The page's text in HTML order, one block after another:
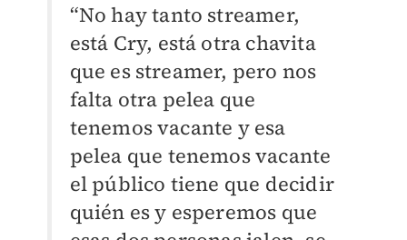
“No hay tanto streamer,
está Cry, está otra chavita
que es streamer, pero nos
falta otra pelea que
tenemos vacante y esa
pelea que tenemos vacante
el público tiene que decidir
quién es y esperemos que